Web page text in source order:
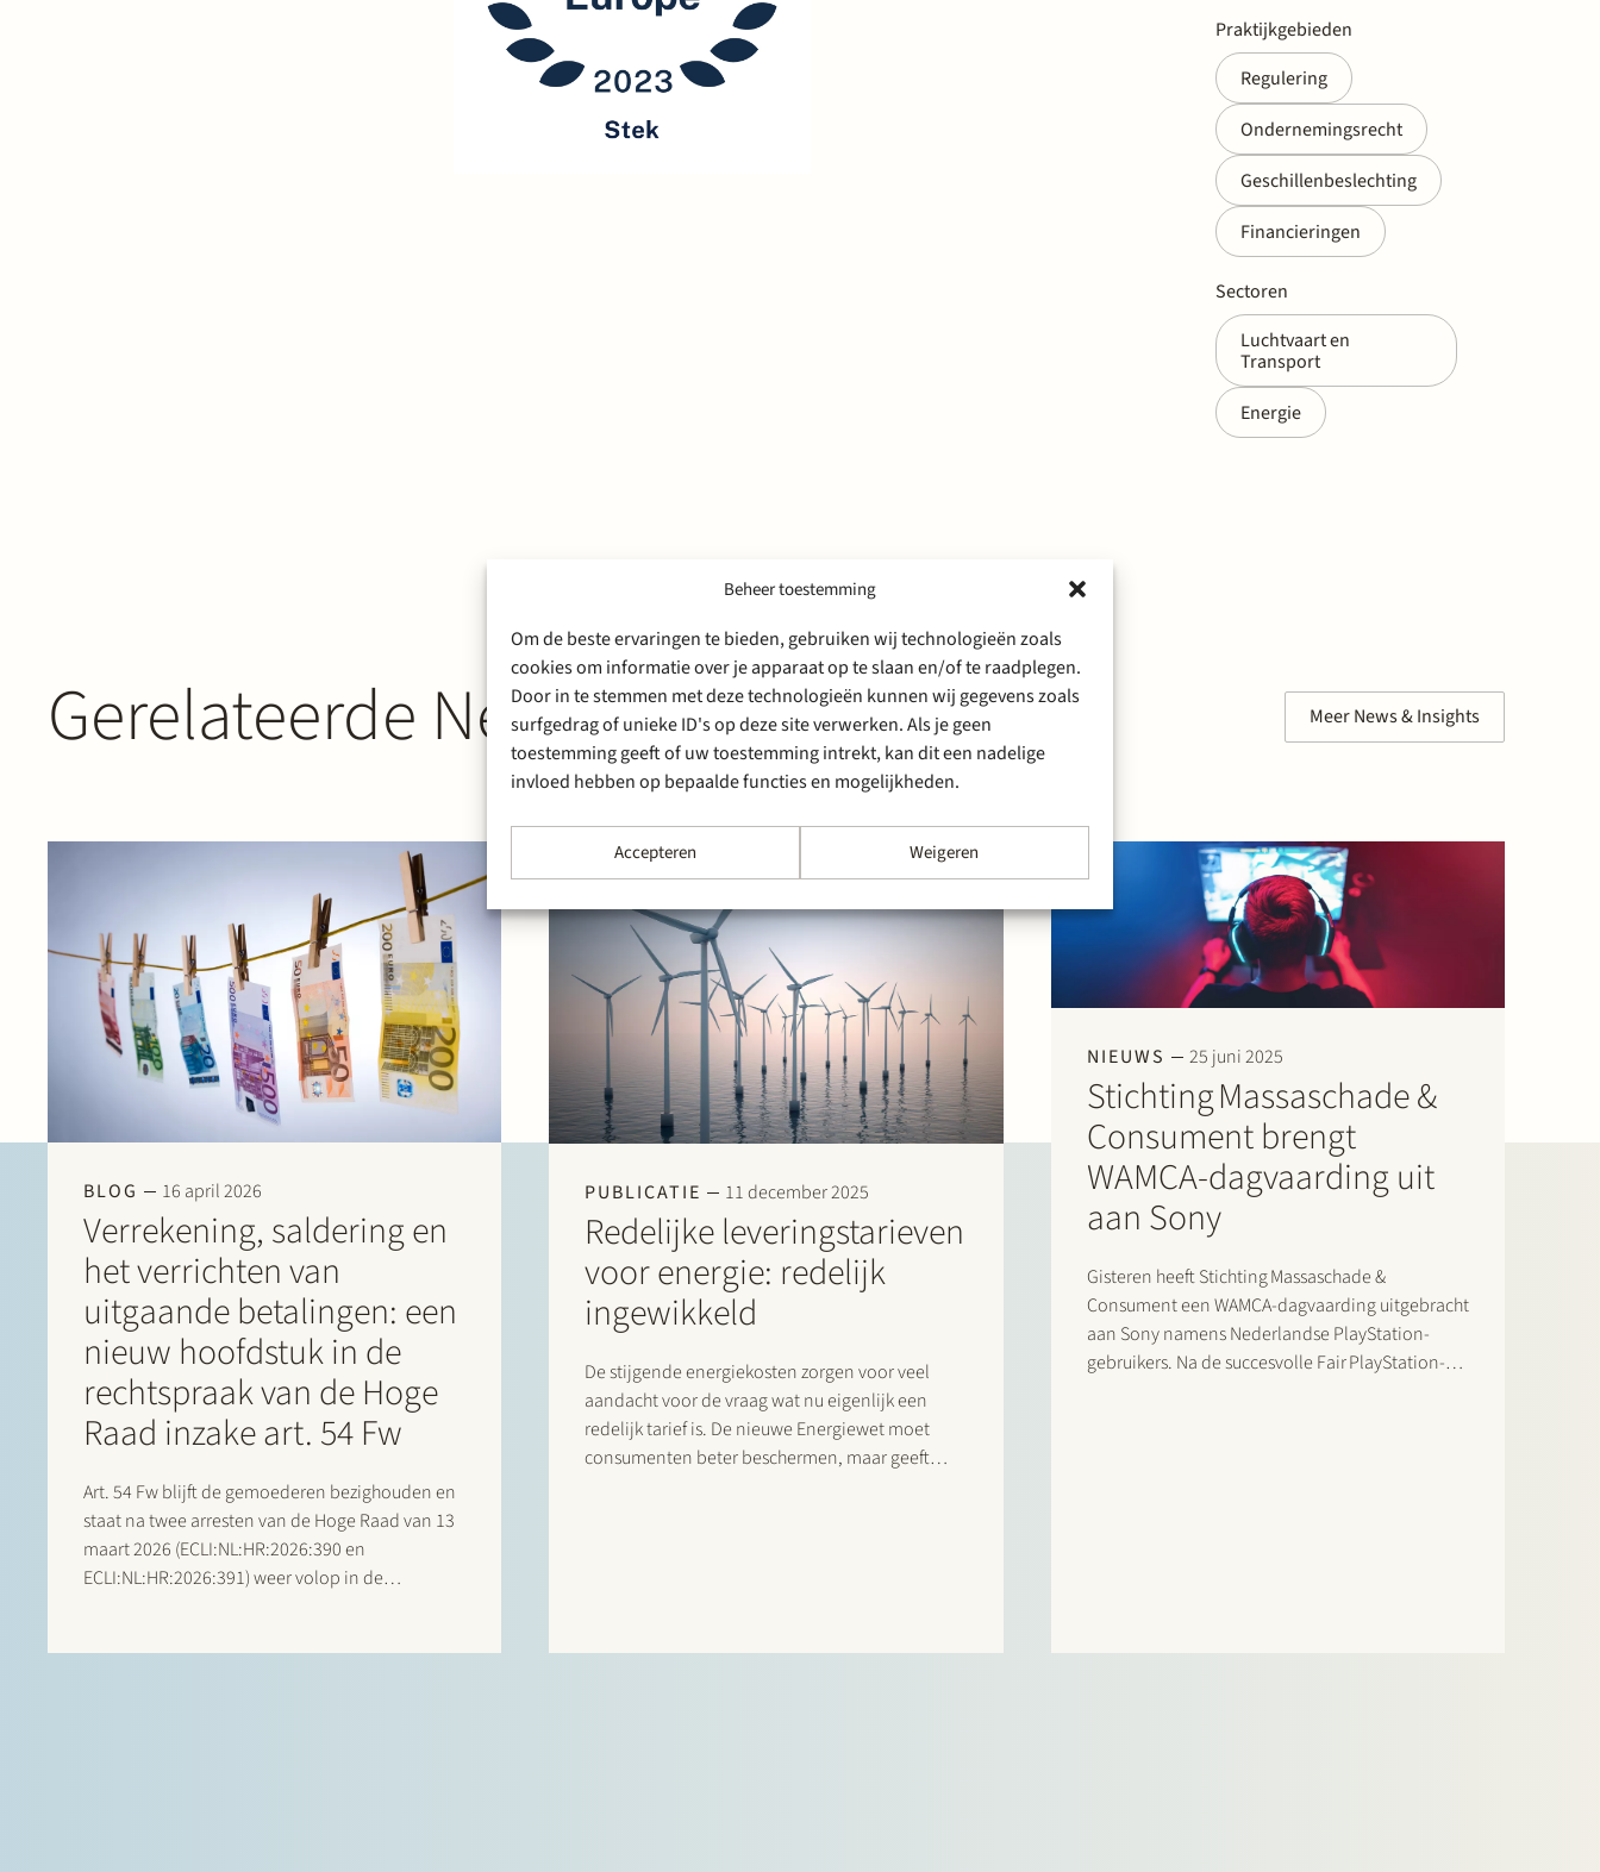
Beheer toestemming
Om de beste ervaringen te bieden, gebruiken wij technologieën zoals
cookies om informatie over je apparaat op te slaan en/of te raadplegen.
Door in te stemmen met deze technologieën kunnen wij gegevens zoals
surfgedrag of unieke ID's op deze site verwerken. Als je geen
toestemming geeft of uw toestemming intrekt, kan dit een nadelige
invloed hebben op bepaalde functies en mogelijkheden.
Accepteren Weigeren
Praktijkgebieden
Regulering
Ondernemingsrecht
Geschillenbeslechting
Financieringen
Sectoren
Luchtvaart en
Transport
Energie
Gerelateerde News & Insights Meer News & Insights
BLOG 16 april 2026
Verrekening, saldering en
het verrichten van
uitgaande betalingen: een
nieuw hoofdstuk in de
rechtspraak van de Hoge
Raad inzake art. 54 Fw
Art. 54 Fw blijft de gemoederen bezighouden en
staat na twee arresten van de Hoge Raad van 13
maart 2026 (ECLI:NL:HR:2026:390 en
ECLI:NL:HR:2026:391) weer volop in de
PUBLICATIE 11 december 2025
Redelijke leveringstarieven
voor energie: redelijk
ingewikkeld
De stijgende energiekosten zorgen voor veel
aandacht voor de vraag wat nu eigenlijk een
redelijk tarief is. De nieuwe Energiewet moet
consumenten beter beschermen, maar geeft
NIEUWS 25 juni 2025
Stichting Massaschade &
Consument brengt
WAMCA-dagvaarding uit
aan Sony
Gisteren heeft Stichting Massaschade &
Consument een WAMCA-dagvaarding uitgebracht
aan Sony namens Nederlandse PlayStation-
gebruikers. Na de succesvolle Fair PlayStation-